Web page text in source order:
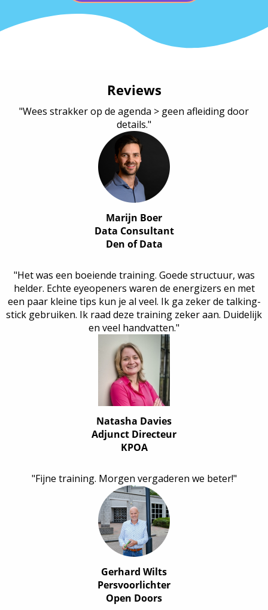
Reviews
"Wees strakker op de agenda > geen afleiding door
details."
Marijn Boer
Data Consultant
Den of Data
"Het was een boeiende training. Goede structuur, was
helder. Echte eyeopeners waren de energizers en met
een paar kleine tips kun je al veel. Ik ga zeker de talking-
stick gebruiken. Ik raad deze training zeker aan. Duidelijk
en veel handvatten."
Natasha Davies
Adjunct Directeur
KPOA
"Fijne training. Morgen vergaderen we beter!"
Gerhard Wilts
Persvoorlichter
Open Doors